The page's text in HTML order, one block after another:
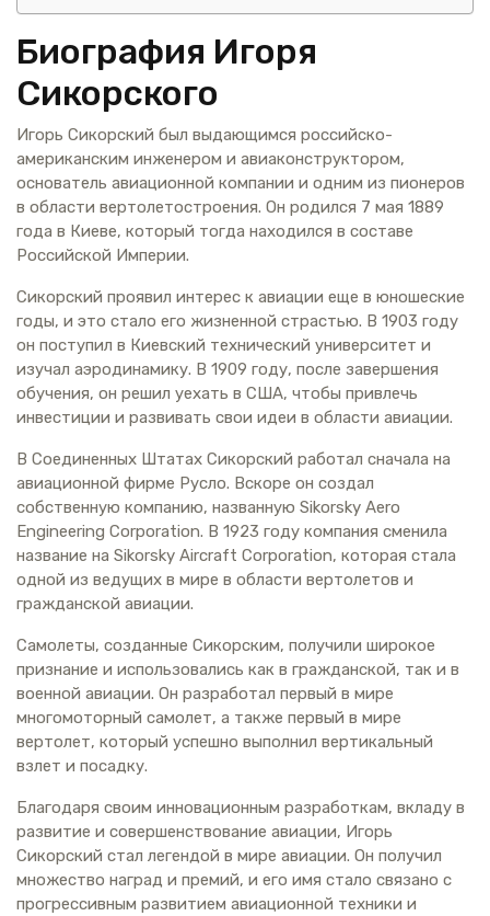
Биография Игоря
Сикорского
Игорь Сикорский был выдающимся российско-
американским инженером и авиаконструктором,
основатель авиационной компании и одним из пионеров
в области вертолетостроения. Он родился 7 мая 1889
года в Киеве, который тогда находился в составе
Российской Империи.
Сикорский проявил интерес к авиации еще в юношеские
годы, и это стало его жизненной страстью. В 1903 году
он поступил в Киевский технический университет и
изучал аэродинамику. В 1909 году, после завершения
обучения, он решил уехать в США, чтобы привлечь
инвестиции и развивать свои идеи в области авиации.
В Соединенных Штатах Сикорский работал сначала на
авиационной фирме Русло. Вскоре он создал
собственную компанию, названную Sikorsky Aero
Engineering Corporation. В 1923 году компания сменила
название на Sikorsky Aircraft Corporation, которая стала
одной из ведущих в мире в области вертолетов и
гражданской авиации.
Самолеты, созданные Сикорским, получили широкое
признание и использовались как в гражданской, так и в
военной авиации. Он разработал первый в мире
многомоторный самолет, а также первый в мире
вертолет, который успешно выполнил вертикальный
взлет и посадку.
Благодаря своим инновационным разработкам, вкладу в
развитие и совершенствование авиации, Игорь
Сикорский стал легендой в мире авиации. Он получил
множество наград и премий, и его имя стало связано с
прогрессивным развитием авиационной техники и